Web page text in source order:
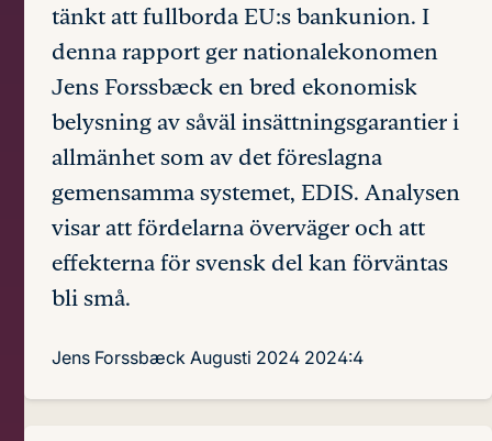
tänkt att fullborda EU:s bankunion. I
denna rapport ger nationalekonomen
Jens Forssbæck en bred ekonomisk
belysning av såväl insättningsgarantier i
allmänhet som av det föreslagna
gemensamma systemet, EDIS. Analysen
visar att fördelarna överväger och att
effekterna för svensk del kan förväntas
bli små.
Jens Forssbæck Augusti 2024 2024:4